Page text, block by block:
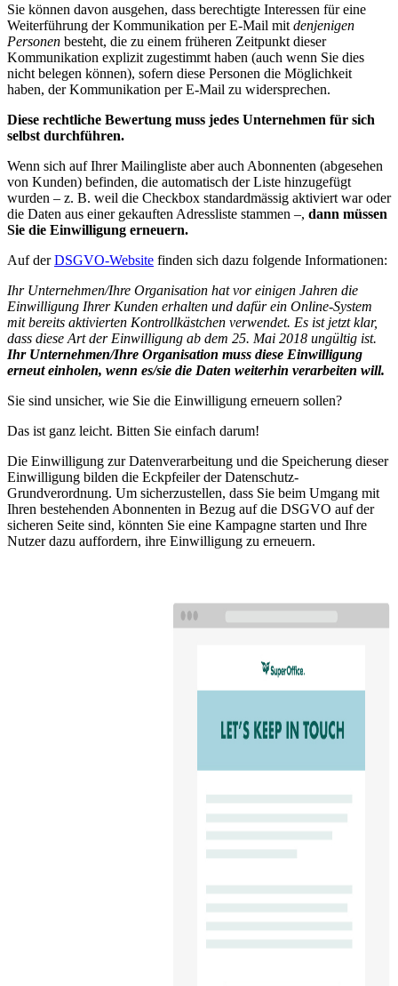
Sie können davon ausgehen, dass berechtigte Interessen für eine
Weiterführung der Kommunikation per E-Mail mit denjenigen
Personen besteht, die zu einem früheren Zeitpunkt dieser
Kommunikation explizit zugestimmt haben (auch wenn Sie dies
nicht belegen können), sofern diese Personen die Möglichkeit
haben, der Kommunikation per E-Mail zu widersprechen.
Diese rechtliche Bewertung muss jedes Unternehmen für sich
selbst durchführen.
Wenn sich auf Ihrer Mailingliste aber auch Abonnenten (abgesehen
von Kunden) befinden, die automatisch der Liste hinzugefügt
wurden – z. B. weil die Checkbox standardmässig aktiviert war oder
die Daten aus einer gekauften Adressliste stammen –, dann müssen
Sie die Einwilligung erneuern.
Auf derDSGVO-Website finden sich dazu folgende Informationen:
Ihr Unternehmen/Ihre Organisation hat vor einigen Jahren die
Einwilligung Ihrer Kunden erhalten und dafür ein Online-System
mit bereits aktivierten Kontrollkästchen verwendet. Es ist jetzt klar,
dass diese Art der Einwilligung ab dem 25. Mai 2018 ungültig ist.
Ihr Unternehmen/Ihre Organisation muss diese Einwilligung
erneut einholen, wenn es/sie die Daten weiterhin verarbeiten will.
Sie sind unsicher, wie Sie die Einwilligung erneuern sollen?
Das ist ganz leicht. Bitten Sie einfach darum!
Die Einwilligung zur Datenverarbeitung und die Speicherung dieser
Einwilligung bilden die Eckpfeiler der Datenschutz-
Grundverordnung. Um sicherzustellen, dass Sie beim Umgang mit
Ihren bestehenden Abonnenten in Bezug auf die DSGVO auf der
sicheren Seite sind, könnten Sie eine Kampagne starten und Ihre
Nutzer dazu auffordern, ihre Einwilligung zu erneuern.